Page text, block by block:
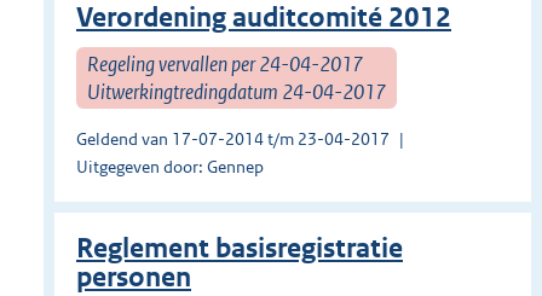
Verordening auditcomité 2012
Regeling vervallen per 24-04-2017
Uitwerkingtredingdatum 24-04-2017
Geldend van 17-07-2014 t/m 23-04-2017
Uitgegeven door: Gennep
Reglement basisregistratie
personen